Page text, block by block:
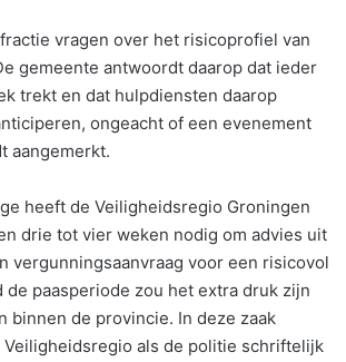
vragen over het risicoprofiel van
gemeente antwoordt daarop dat ieder
trekt en dat hulpdiensten daarop
ongeacht of een evenement
aangemerkt.
heeft de Veiligheidsregio Groningen
drie tot vier weken nodig om advies uit
vergunningsaanvraag voor een risicovol
de paasperiode zou het extra druk zijn
binnen de provincie. In deze zaak
Veiligheidsregio als de politie schriftelijk